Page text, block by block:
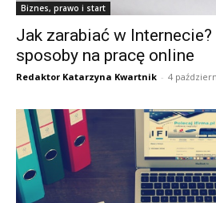
Biznes, prawo i start
Jak zarabiać w
sposoby na pracę online
Redaktor Katarzyna Kwartnik - 4